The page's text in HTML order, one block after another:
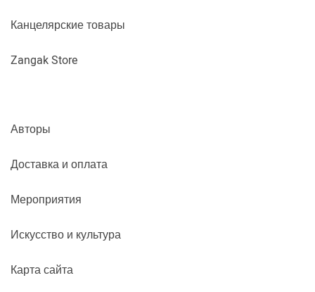
Канцелярские товары
Zangak Store
Авторы
Доставка и оплата
Мероприятия
Искусство и культура
Карта сайта